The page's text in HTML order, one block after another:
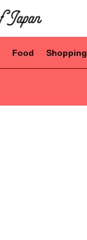
Food Shopping